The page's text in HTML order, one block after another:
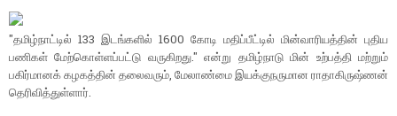
"தமிழ்நாட்டில் 133 இடங்களில் 1600 கோடி மதிப்பீட்டில் மின்வாரியத்தின் புதிய
பணிகள் மேற்கொள்ளப்பட்டு வருகிறது." என்று தமிழ்நாடு மின் உற்பத்தி மற்றும்
பகிர்மானக் கழகத்தின் தலைவரும், மேலாண்மை இயக்குநருமான ராதாகிருஷ்ணன்
தெரிவித்துள்ளார்.